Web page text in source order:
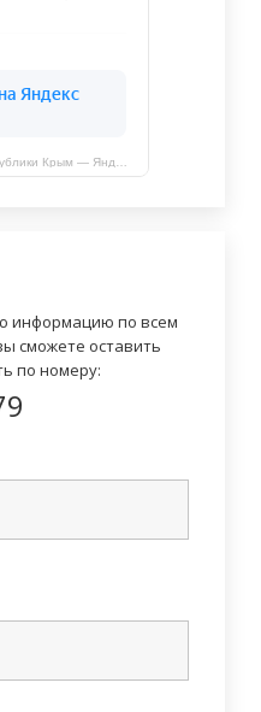
информацию по всем
сможете оставить
по номеру: